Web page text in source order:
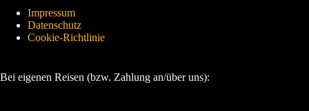
Impressum
Datenschutz
Cookie-Richtlinie
Bei eigenen Reisen (bzw. Zahlung an/über uns):